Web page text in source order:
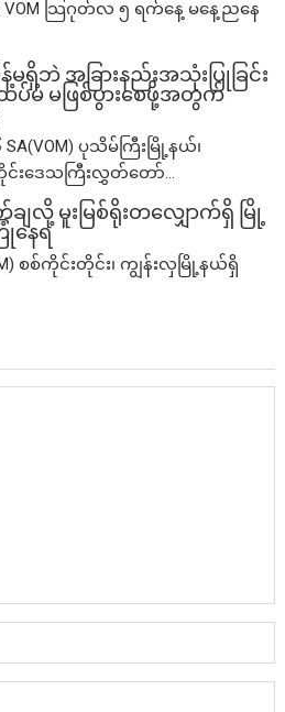
VOM သြဂုတ်လ ၅ ရက်နေ့ မနေ့ညနေ
ရှိဘဲ အခြားနည်းအသုံးပြုခြင်း
ထပ်မံ မဖြစ်ပွားစေဖို့အတွက်
ပုသိမ်ကြီးမြို့နယ်၊
းဒေသကြီးလွှတ်တော်...
လို့ မူးမြစ်ရိုးတလျှောက်ရှိ မြို့
နေရ
စစ်ကိုင်းတိုင်း၊ ကျွန်းလှမြို့နယ်ရှိ